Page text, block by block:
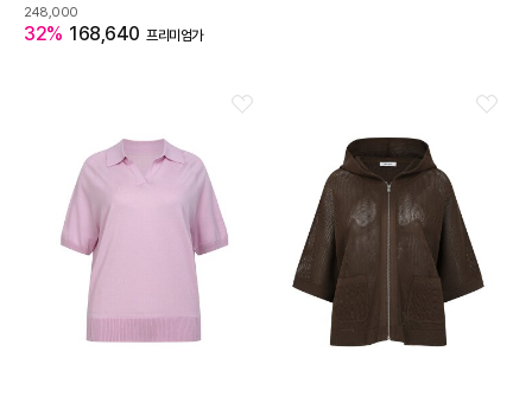
248,000
32% 168,640 프리미엄가